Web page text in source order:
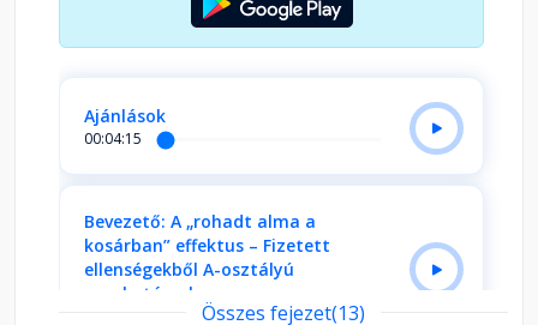
Ajánlások
00:04:15
Bevezető: A „rohadt alma a
kosárban” effektus – Fizetett
ellenségekből A-osztályú
munkatársak
Összes fejezet(13)